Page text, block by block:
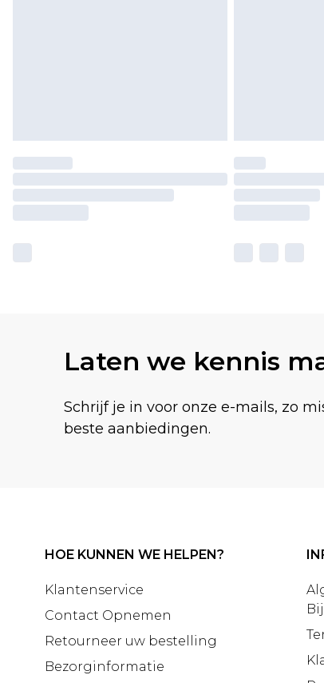
Laten we kennis
Schrijf je in voor onze e-mails, zo
beste aanbiedingen.
HOE KUNNEN WE HELPEN?
Klantenservice
Contact Opnemen
Retourneer uw bestelling
Bezorginformatie